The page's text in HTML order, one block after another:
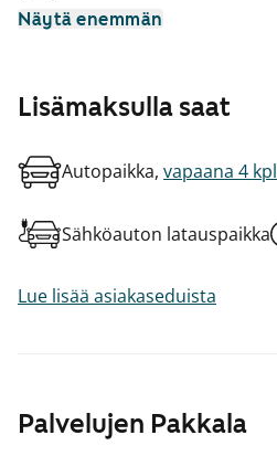
Palvelujen Pakkala
Näytä enemmän
Lisämaksulla saat
Autopaikka, vapaana 4 kpl
Sähköauton latauspaikka
Lue lisää asiakaseduista